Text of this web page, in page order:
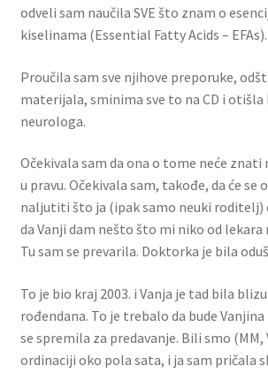
odveli sam naučila SVE što znam o
kiselinama (Essential Fatty Acids – EFAs).
Proučila sam sve njihove preporuke,
materijala, sminima sve to na CD i otišla
neurologa.
Očekivala sam da ona o tome neće znati
u pravu. Očekivala sam, takođe, da će se
naljutiti što ja (ipak samo neuki roditelj)
da Vanji dam nešto što mi niko od lekara
Tu sam se prevarila. Doktorka je bila
To je bio kraj 2003. i Vanja je tad bila
rođendana. To je trebalo da bude
se spremila za predavanje. Bili smo (MM,
ordinaciji oko pola sata, i ja sam pričala